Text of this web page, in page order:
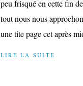
peu frisqué en cette fin
tout nous nous
une tite page cet après
LIRE LA SUITE